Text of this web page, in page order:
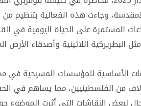
وجاءت هذه الفعالية بتنظيم
المستمرة على الحياة اليومية
البطريركية اللاتينية وأصدقاء الأرض
للمؤسسات المسيحية في
من الفلسطينيين، مما يساهم في
لبعض النقاشات التي أثرت الموضوع